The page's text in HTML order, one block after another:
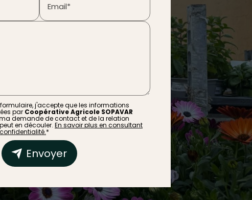
Email*
j'accepte que les informations
par Coopérative Agricole SOPAVAR
demande de contact et de la relation
en découler. En savoir plus en consultant
*
Envoyer